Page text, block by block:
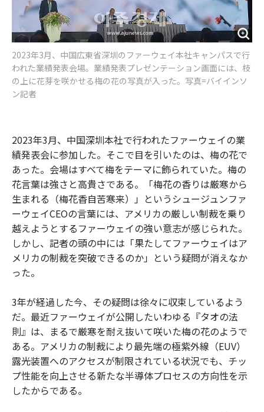
2023年3月、中国広東省深圳のファーウェイ本社キャンパスで行
われた業績発表会場。業績発表プレゼンテーション画面には、枝
の上に花芽を咲かせる梅の花の写真が入った。写真=バイインソ
ン記者
2023年3月、中国深圳本社で行われたファーウェイの業
績発表会に参加した。そこで目を引いたのは、梅の花で
あった。会場はすべて梅をテーマに飾られていた。梅の
花言葉は強さと高貴さである。「梅花の香りは厳寒から
生まれる（梅花香自苦寒来）」というシュージュンファ
ーウェイCEOの言葉には、アメリカの厳しい制裁を乗り
越えようとするファーウェイの強い意志が感じられた。
しかし、記者の頭の中には「果たしてファーウェイはア
メリカの制裁を突破できるのか」という疑問が消えなか
った。
3年が経過した今、その疑問は徐々に収束しているよう
だ。最近ファーウェイが公開したいわゆる『タオの法
則』は、まるで厳寒を耐え抜いて咲いた梅の花のようで
ある。アメリカの制裁により最先端の極紫外線（EUV）
露光装置へのアクセスが制限されている状況でも、チッ
プ性能を向上させる新たな半導体プロセスの方向性を示
したからである。